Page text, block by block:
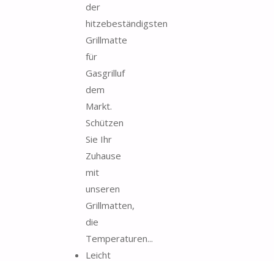
der
hitzebeständigsten
Grillmatte
für
Gasgrilluf
dem
Markt.
Schützen
Sie Ihr
Zuhause
mit
unseren
Grillmatten,
die
Temperaturen...
Leicht